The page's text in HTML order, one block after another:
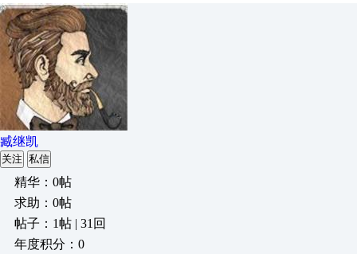
臧继凯
关注 私信
精华：0帖
求助：0帖
帖子：1帖 | 31回
年度积分：0